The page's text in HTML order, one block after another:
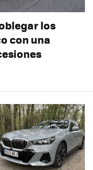
los
con una